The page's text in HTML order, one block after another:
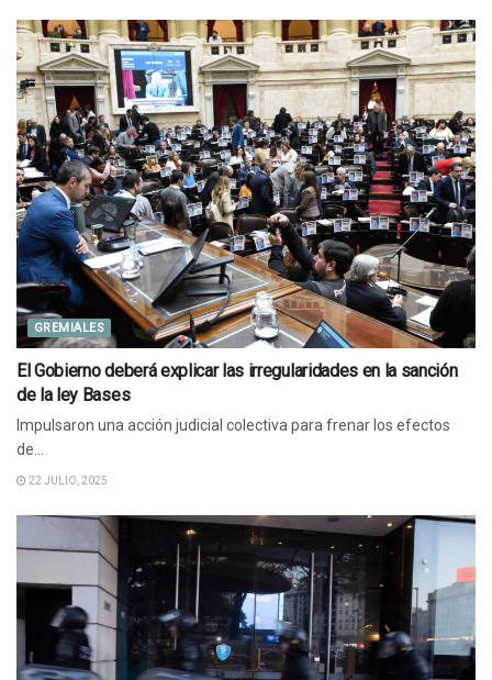
GREMIALES
El Gobierno deberá explicar las irregularidades en la sanción
de la ley Bases
Impulsaron una acción judicial colectiva para frenar los efectos
de...
22 JULIO, 2025